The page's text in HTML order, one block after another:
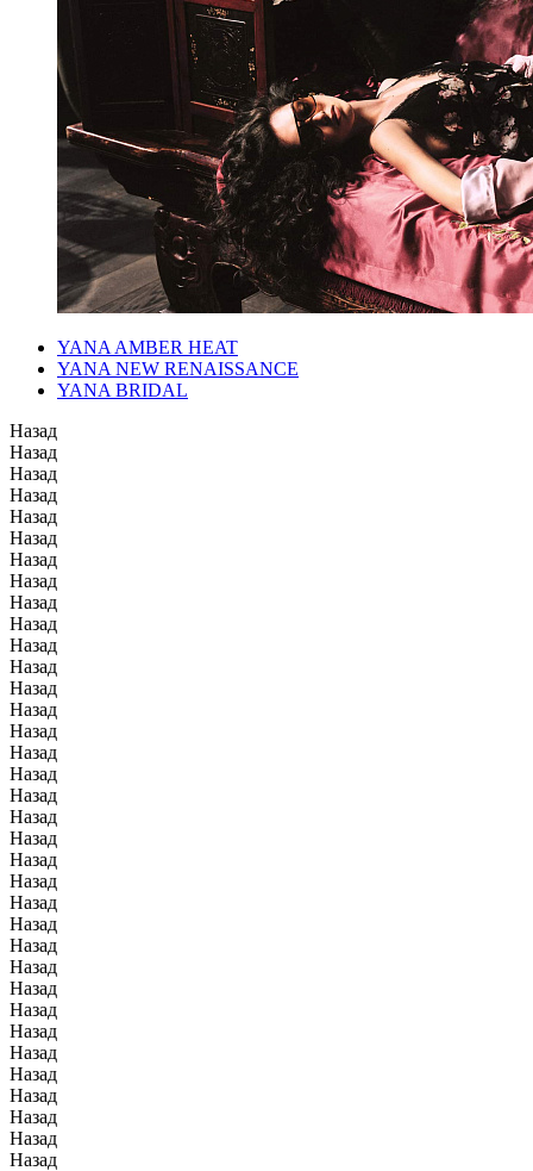
YANA AMBER HEAT
YANA NEW RENAISSANCE
YANA BRIDAL
Назад
Назад
Назад
Назад
Назад
Назад
Назад
Назад
Назад
Назад
Назад
Назад
Назад
Назад
Назад
Назад
Назад
Назад
Назад
Назад
Назад
Назад
Назад
Назад
Назад
Назад
Назад
Назад
Назад
Назад
Назад
Назад
Назад
Назад
Назад